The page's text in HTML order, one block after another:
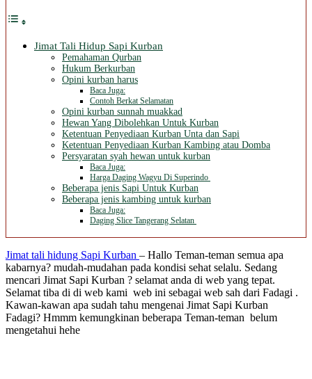
Jimat Tali Hidup Sapi Kurban
Pemahaman Qurban
Hukum Berkurban
Opini kurban harus
Baca Juga:
Contoh Berkat Selamatan
Opini kurban sunnah muakkad
Hewan Yang Dibolehkan Untuk Kurban
Ketentuan Penyediaan Kurban Unta dan Sapi
Ketentuan Penyediaan Kurban Kambing atau Domba
Persyaratan syah hewan untuk kurban
Baca Juga:
Harga Daging Wagyu Di Superindo
Beberapa jenis Sapi Untuk Kurban
Beberapa jenis kambing untuk kurban
Baca Juga:
Daging Slice Tangerang Selatan
Jimat tali hidung Sapi Kurban – Hallo Teman-teman semua apa
kabarnya? mudah-mudahan pada kondisi sehat selalu. Sedang
mencari Jimat Sapi Kurban ? selamat anda di web yang tepat.
Selamat tiba di di web kami web ini sebagai web sah dari Fadagi .
Kawan-kawan apa sudah tahu mengenai Jimat Sapi Kurban
Fadagi? Hmmm kemungkinan beberapa Teman-teman belum
mengetahui hehe